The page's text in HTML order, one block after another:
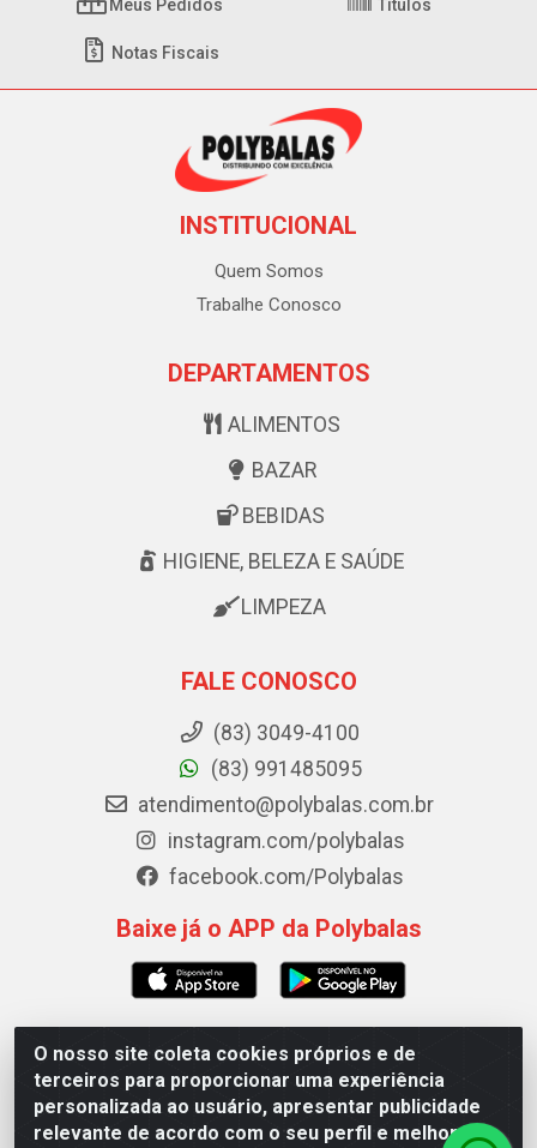
O nosso site coleta cookies próprios e de
terceiros para proporcionar uma experiência
personalizada ao usuário, apresentar publicidade
relevante de acordo com o seu perfil e melhorar a
Meus Pedidos Títulos
Notas Fiscais
INSTITUCIONAL
Quem Somos
Trabalhe Conosco
DEPARTAMENTOS
ALIMENTOS
BAZAR
BEBIDAS
HIGIENE, BELEZA E SAÚDE
LIMPEZA
FALE CONOSCO
(83) 3049-4100
(83) 991485095
atendimento@polybalas.com.br
instagram.com/polybalas
facebook.com/Polybalas
Baixe já o APP da Polybalas
Polybalas - Rua João Miguel de Souza, 173 Galpão B -
Ernesto Geisel, João Pessoa/PB - CEP 58.075-075 - CNPJ
00.909.327/0002-61